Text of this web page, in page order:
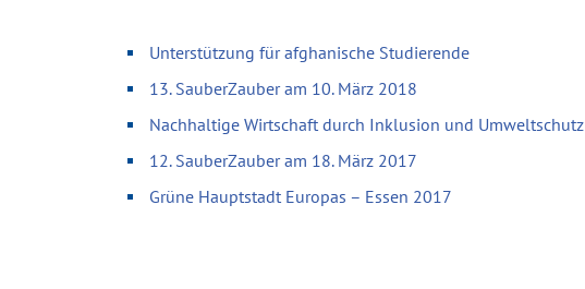
Unterstützung für afghanische Studierende
13. SauberZauber am 10. März 2018
Nachhaltige Wirtschaft durch Inklusion und Umweltschutz
12. SauberZauber am 18. März 2017
Grüne Hauptstadt Europas – Essen 2017